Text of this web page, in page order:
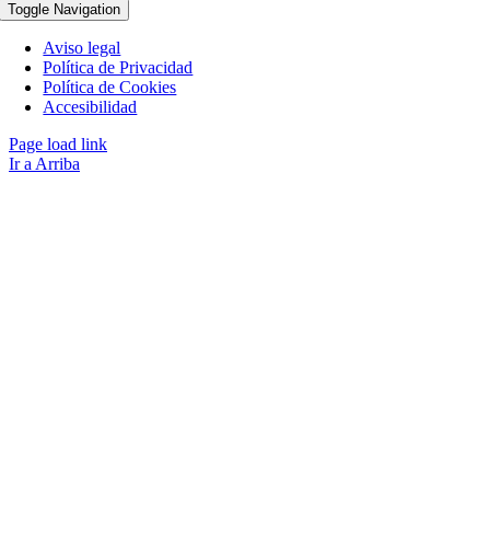
Toggle Navigation
Aviso legal
Política de Privacidad
Política de Cookies
Accesibilidad
Page load link
Ir a Arriba